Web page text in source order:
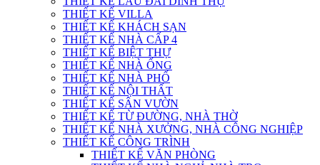
THIẾT KẾ VILLA
THIẾT KẾ KHÁCH SẠN
THIẾT KẾ NHÀ CẤP 4
THIẾT KẾ BIỆT THỰ
THIẾT KẾ NHÀ ỐNG
THIẾT KẾ NHÀ PHỐ
THIẾT KẾ NỘI THẤT
THIẾT KẾ SÂN VƯỜN
THIẾT KẾ TỪ ĐƯỜNG, NHÀ THỜ
THIẾT KẾ NHÀ XƯỞNG, NHÀ CÔNG NGHIỆP
THIẾT KẾ CÔNG TRÌNH
THIẾT KẾ VĂN PHÒNG